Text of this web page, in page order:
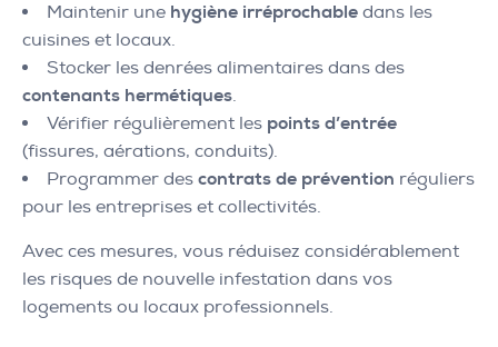
Maintenir une hygiène irréprochable dans les
cuisines et locaux.
Stocker les denrées alimentaires dans des
contenants hermétiques.
Vérifier régulièrement les points d’entrée
(fissures, aérations, conduits).
Programmer des contrats de prévention réguliers
pour les entreprises et collectivités.
Avec ces mesures, vous réduisez considérablement
les risques de nouvelle infestation dans vos
logements ou locaux professionnels.